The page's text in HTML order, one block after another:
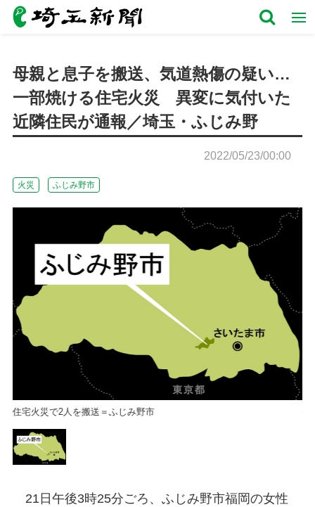
母親と息子を搬送、気道熱傷の疑い…
一部焼ける住宅火災 異変に気付いた
近隣住民が通報／埼玉・ふじみ野
2022/05/23/00:00
火災 ふじみ野市
住宅火災で2人を搬送＝ふじみ野市
21日午後3時25分ごろ、ふじみ野市福岡の女性